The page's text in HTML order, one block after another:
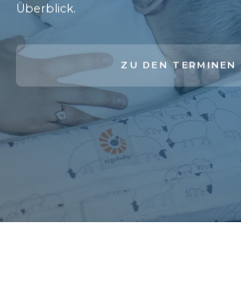
Überblick.
ZU DEN TERMINEN